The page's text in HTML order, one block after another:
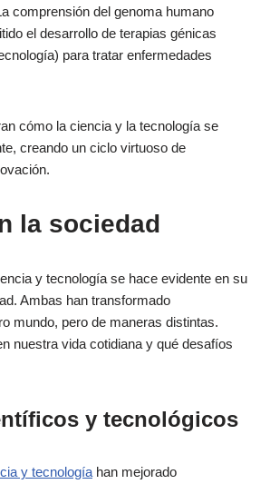
comprensión del genoma humano
el desarrollo de terapias génicas
para tratar enfermedades
cómo la ciencia y la tecnología se
creando un ciclo virtuoso de
la sociedad
y tecnología se hace evidente en su
Ambas han transformado
mundo, pero de maneras distintas.
nuestra vida cotidiana y qué desafíos
y tecnológicos
y tecnología han mejorado